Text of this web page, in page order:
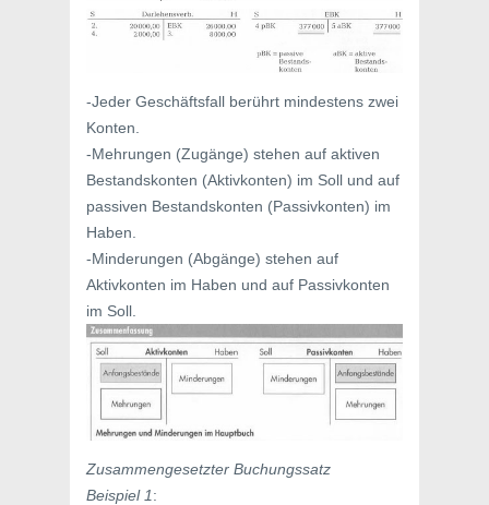
-Jeder Geschäftsfall berührt mindestens zwei
Konten.
-Mehrungen (Zugänge) stehen auf aktiven
Bestandskonten (Aktivkonten) im Soll und auf
passiven Bestandskonten (Passivkonten) im
Haben.
-Minderungen (Abgänge) stehen auf
Aktivkonten im Haben und auf Passivkonten
im Soll.
Zusammengesetzter Buchungssatz
Beispiel 1: